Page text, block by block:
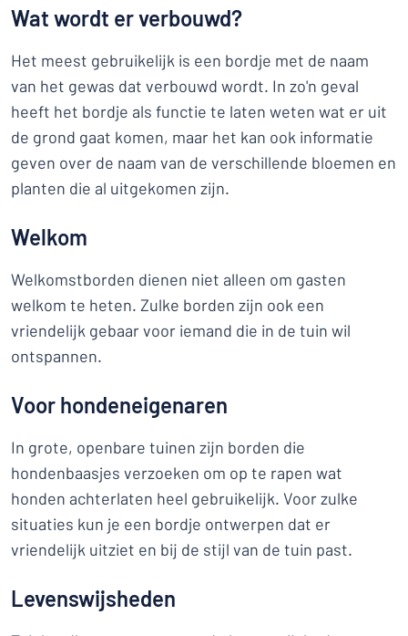
Wat wordt er verbouwd?
Het meest gebruikelijk is een bordje met de naam
van het gewas dat verbouwd wordt. In zo'n geval
heeft het bordje als functie te laten weten wat er uit
de grond gaat komen, maar het kan ook informatie
geven over de naam van de verschillende bloemen en
planten die al uitgekomen zijn.
Welkom
Welkomstborden dienen niet alleen om gasten
welkom te heten. Zulke borden zijn ook een
vriendelijk gebaar voor iemand die in de tuin wil
ontspannen.
Voor hondeneigenaren
In grote, openbare tuinen zijn borden die
hondenbaasjes verzoeken om op te rapen wat
honden achterlaten heel gebruikelijk. Voor zulke
situaties kun je een bordje ontwerpen dat er
vriendelijk uitziet en bij de stijl van de tuin past.
Levenswijsheden